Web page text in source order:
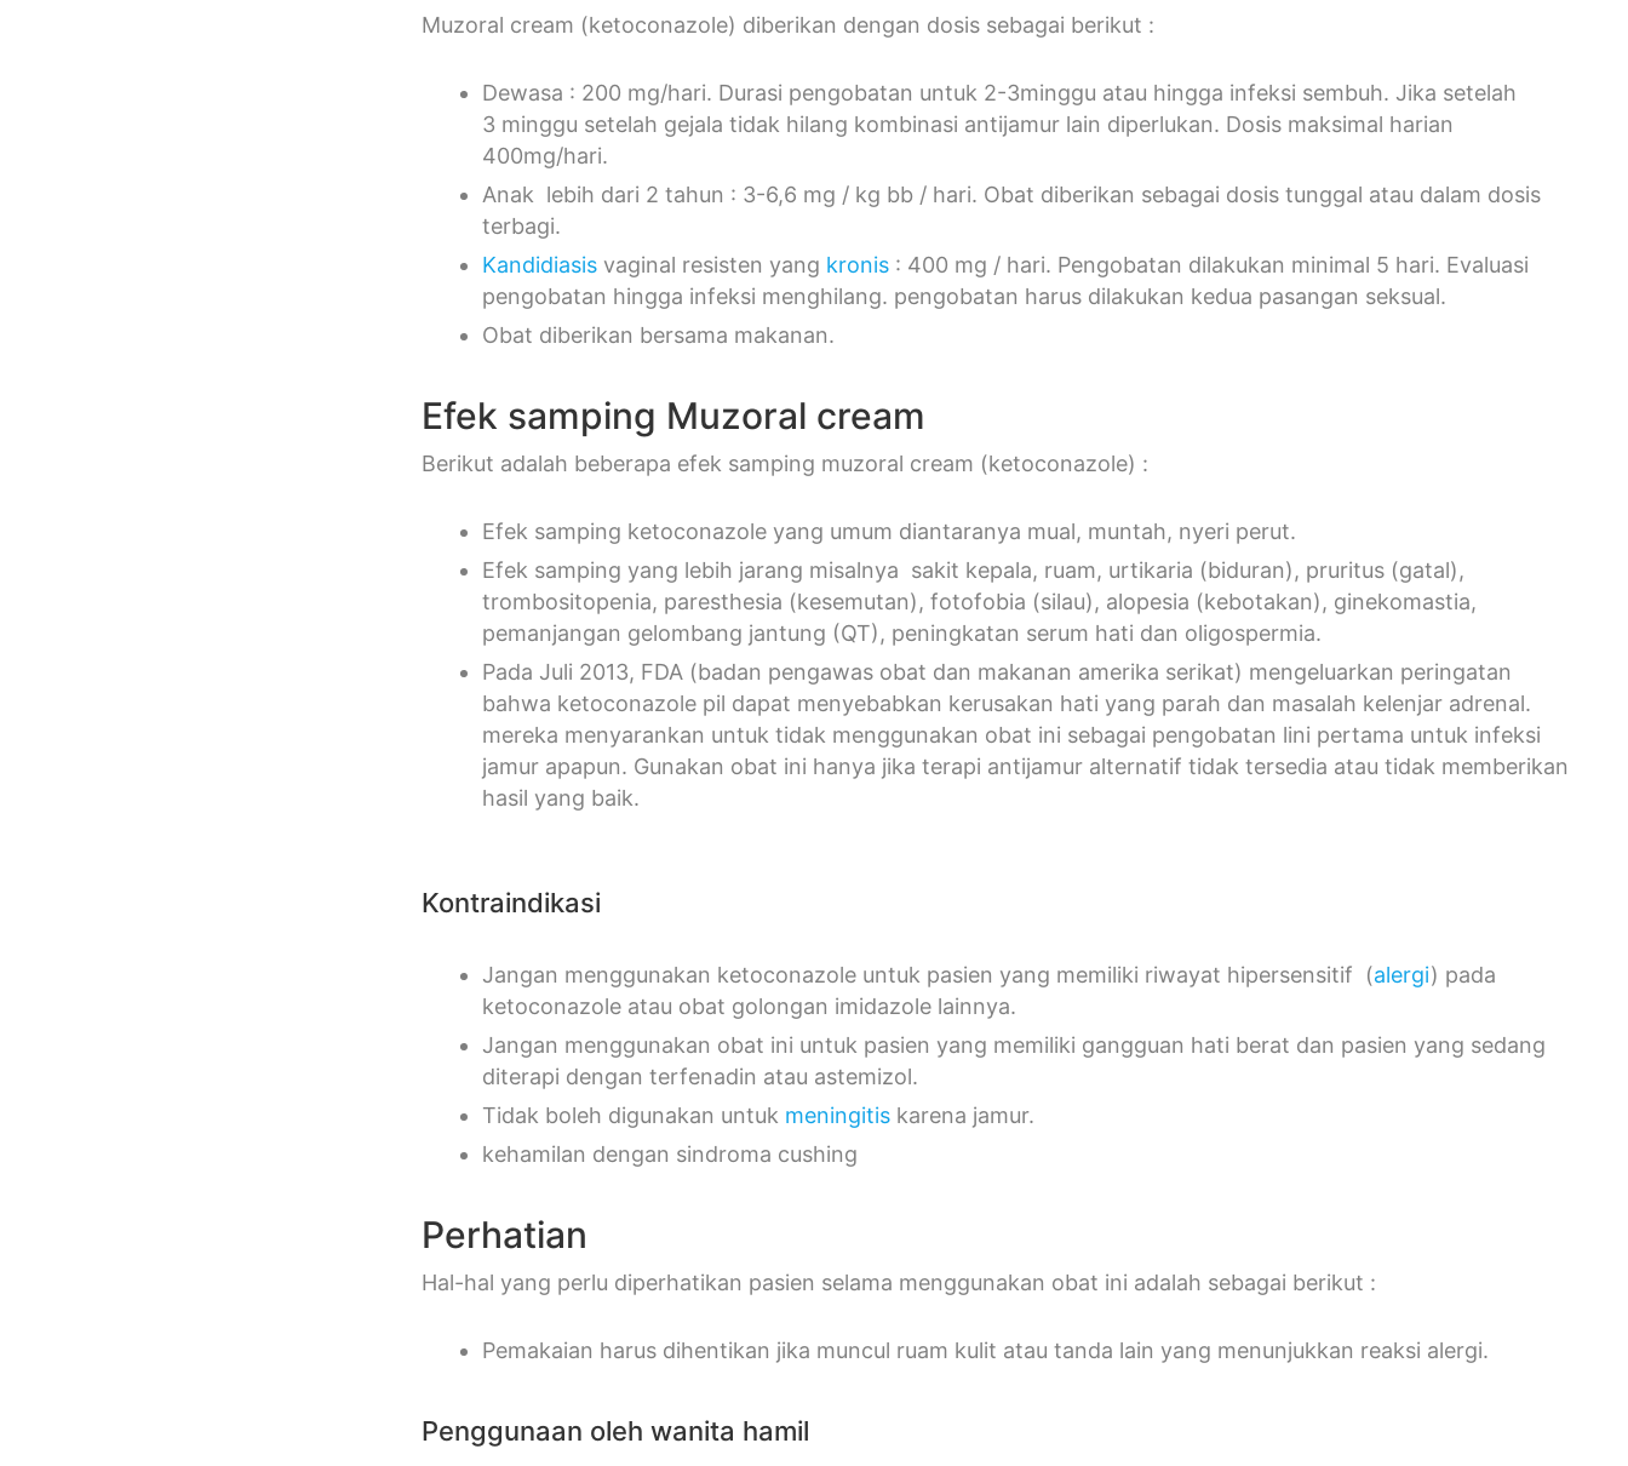
Muzoral cream (ketoconazole) diberikan dengan dosis sebagai berikut :
Dewasa : 200 mg/hari. Durasi pengobatan untuk 2-3minggu atau hingga infeksi sembuh. Jika setelah
3 minggu setelah gejala tidak hilang kombinasi antijamur lain diperlukan. Dosis maksimal harian
400mg/hari.
Anak lebih dari 2 tahun : 3-6,6 mg / kg bb / hari. Obat diberikan sebagai dosis tunggal atau dalam dosis
terbagi.
Kandidiasis vaginal resisten yang kronis : 400 mg / hari. Pengobatan dilakukan minimal 5 hari. Evaluasi
pengobatan hingga infeksi menghilang. pengobatan harus dilakukan kedua pasangan seksual.
Obat diberikan bersama makanan.
Efek samping Muzoral cream
Berikut adalah beberapa efek samping muzoral cream (ketoconazole) :
Efek samping ketoconazole yang umum diantaranya mual, muntah, nyeri perut.
Efek samping yang lebih jarang misalnya sakit kepala, ruam, urtikaria (biduran), pruritus (gatal),
trombositopenia, paresthesia (kesemutan), fotofobia (silau), alopesia (kebotakan), ginekomastia,
pemanjangan gelombang jantung (QT), peningkatan serum hati dan oligospermia.
Pada Juli 2013, FDA (badan pengawas obat dan makanan amerika serikat) mengeluarkan peringatan
bahwa ketoconazole pil dapat menyebabkan kerusakan hati yang parah dan masalah kelenjar adrenal.
mereka menyarankan untuk tidak menggunakan obat ini sebagai pengobatan lini pertama untuk infeksi
jamur apapun. Gunakan obat ini hanya jika terapi antijamur alternatif tidak tersedia atau tidak memberikan
hasil yang baik.
Kontraindikasi
Jangan menggunakan ketoconazole untuk pasien yang memiliki riwayat hipersensitif (alergi) pada
ketoconazole atau obat golongan imidazole lainnya.
Jangan menggunakan obat ini untuk pasien yang memiliki gangguan hati berat dan pasien yang sedang
diterapi dengan terfenadin atau astemizol.
Tidak boleh digunakan untuk meningitis karena jamur.
kehamilan dengan sindroma cushing
Perhatian
Hal-hal yang perlu diperhatikan pasien selama menggunakan obat ini adalah sebagai berikut :
Pemakaian harus dihentikan jika muncul ruam kulit atau tanda lain yang menunjukkan reaksi alergi.
Penggunaan oleh wanita hamil